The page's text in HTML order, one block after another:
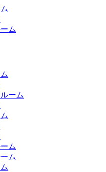
ム
ーム
ム
ム